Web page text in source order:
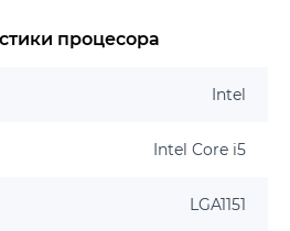
процесора
Intel
Intel Core i5
LGA1151